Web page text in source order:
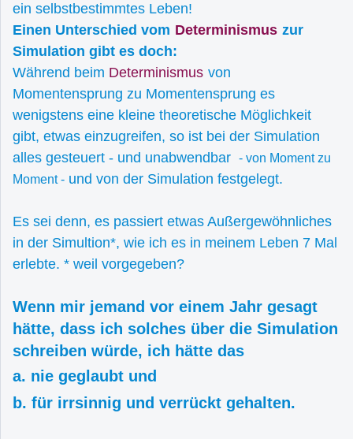
ein selbstbestimmtes Leben!
Einen Unterschied vom Determinismus zur
Simulation gibt es doch:
Während beim Determinismus von
Momentensprung zu Momentensprung es
wenigstens eine kleine theoretische Möglichkeit
gibt, etwas einzugreifen, so ist bei der Simulation
alles gesteuert - und unabwendbar - von Moment zu
Moment - und von der Simulation festgelegt.
Es sei denn, es passiert etwas Außergewöhnliches
in der Simultion*, wie ich es in meinem Leben 7 Mal
erlebte. * weil vorgegeben?
Wenn mir jemand vor einem Jahr gesagt
hätte, dass ich solches über die Simulation
schreiben würde, ich hätte das
a. nie geglaubt und
b. für irrsinnig und verrückt gehalten.